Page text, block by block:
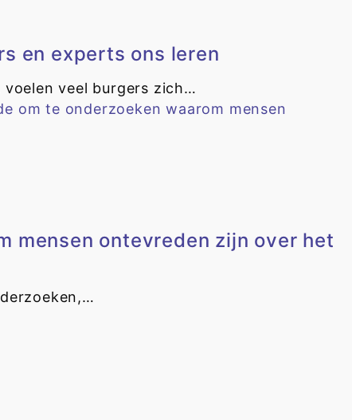
en experts ons leren
veel burgers zich…
mensen ontevreden zijn over het